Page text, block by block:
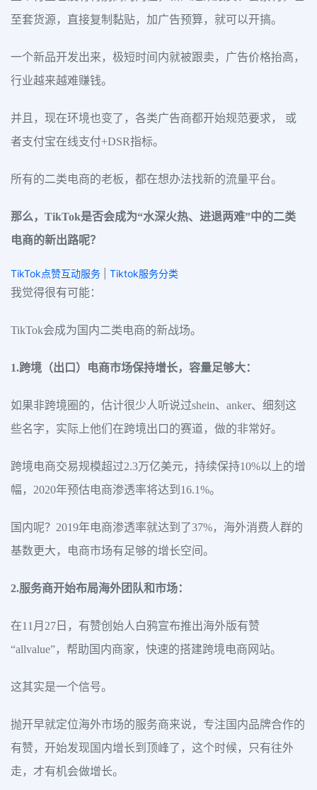
至套货源，直接复制黏贴，加广告预算，就可以开搞。
一个新品开发出来，极短时间内就被跟卖，广告价格抬高，
行业越来越难赚钱。
并且，现在环境也变了，各类广告商都开始规范要求， 或
者支付宝在线支付+DSR指标。
所有的二类电商的老板，都在想办法找新的流量平台。
那么，TikTok是否会成为“水深火热、进退两难”中的二类
电商的新出路呢？
TikTok点赞互动服务
Tiktok服务分类
我觉得很有可能：
TikTok会成为国内二类电商的新战场。
1.跨境（出口）电商市场保持增长，容量足够大：
如果非跨境圈的，估计很少人听说过shein、anker、细刻这
些名字，实际上他们在跨境出口的赛道，做的非常好。
跨境电商交易规模超过2.3万亿美元，持续保持10%以上的增
幅，2020年预估电商渗透率将达到16.1%。
国内呢？2019年电商渗透率就达到了37%，海外消费人群的
基数更大，电商市场有足够的增长空间。
2.服务商开始布局海外团队和市场：
在11月27日，有赞创始人白鸦宣布推出海外版有赞
“allvalue”，帮助国内商家，快速的搭建跨境电商网站。
这其实是一个信号。
抛开早就定位海外市场的服务商来说，专注国内品牌合作的
有赞，开始发现国内增长到顶峰了，这个时候，只有往外
走，才有机会做增长。